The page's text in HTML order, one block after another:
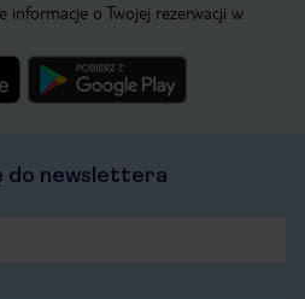
informacje o Twojej rezerwacji w
do newslettera